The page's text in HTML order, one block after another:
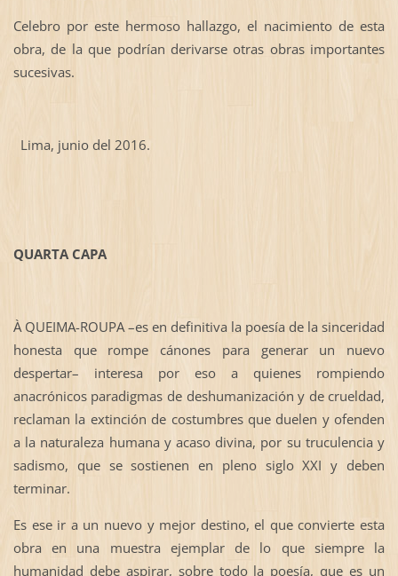
Celebro por este hermoso hallazgo, el nacimiento de esta
obra, de la que podrían derivarse otras obras importantes
sucesivas.
Lima, junio del 2016.
QUARTA CAPA
À QUEIMA-ROUPA –es en definitiva la poesía de la sinceridad
honesta que rompe cánones para generar un nuevo
despertar– interesa por eso a quienes rompiendo
anacrónicos paradigmas de deshumanización y de crueldad,
reclaman la extinción de costumbres que duelen y ofenden
a la naturaleza humana y acaso divina, por su truculencia y
sadismo, que se sostienen en pleno siglo XXI y deben
terminar.
Es ese ir a un nuevo y mejor destino, el que convierte esta
obra en una muestra ejemplar de lo que siempre la
humanidad debe aspirar, sobre todo la poesía, que es un